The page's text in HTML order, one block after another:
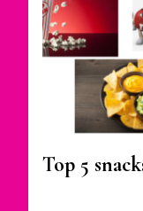
Top 5